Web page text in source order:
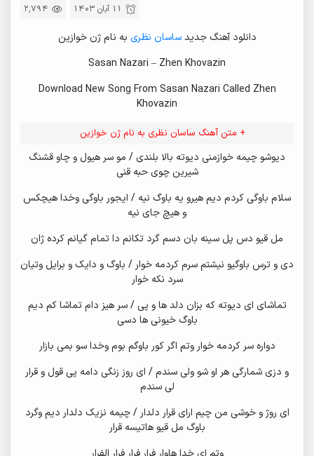
2,794 11 آبان 1403
دانلود آهنگ جدیدساسان نظری به نام ژن خوازین
Sasan Nazari – Zhen Khovazin
Download New Song From Sasan Nazari Called Zhen
Khovazin
+ متن آهنگ ساسان نظری به نام ژن خوازین
دیوشو چیمه خوازمنی دیوته بالا بلندی / مو سر هیول و چاو قشنگ
شیرین چوی حبه قنی
سلام باوگی کردم دیم هیرو یه باوگ نیه / ایجور باوگی وخدا هیچکس
و هیچ جای نیه
مل قیو دس پل سینه بان دسم گرد تکانم دا تمام گیانم کرده ژان
دی و ترس باوگیو نیشتم سرم کردمه خوار / باوگ و دایک و برایل وتیان
سرد نکه خوار
تماشای ای دیوته که بزان دلد ها و پی / سر هیز دام تماشا کم دیم
باوگ خیونی ها دسی
دواره سر کردمه خوار وتم اگر کور باوگم بوم وخدا سو بمی بازار
و دزی شمارگی هر او شو ولی سندم / ای روز زنگی دامه پی قول و قرار
لی سندم
ای روژ و خوشی من چیم ارای قرار دلدار / چیمه نزیک دلدار دیم وگرد
باوگ مل قیو هاتیسه قرار